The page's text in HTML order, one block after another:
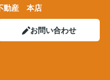
動産 本店
お問い合わせ